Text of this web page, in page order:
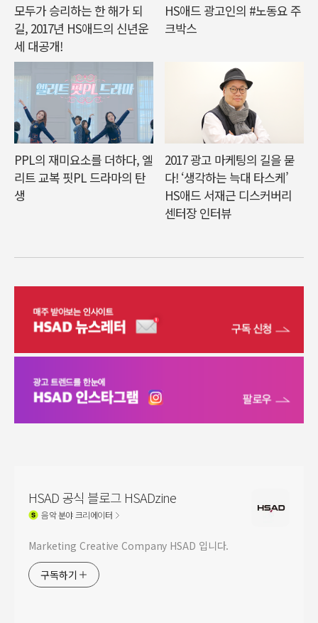
모두가 승리하는 한 해가 되
길, 2017년 HS애드의 신년운
세 대공개!
HS애드 광고인의 #노동요 주
크박스
PPL의 재미요소를 더하다, 엘
리트 교복 핏PL 드라마의 탄
생
2017 광고 마케팅의 길을 묻
다! ‘생각하는 늑대 타스케’
HS애드 서재근 디스커버리
센터장 인터뷰
HSAD 공식 블로그 HSADzine
음악분야 크리에이터
Marketing Creative Company HSAD 입니다.
구독하기